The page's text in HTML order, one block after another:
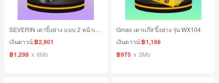
SEVERIN เตาปิ้งย่าง แบบ 2 หน้าเตา
เงินดาวน์:฿2,901
฿1,298 x 6Mo
Gmax เตาแก๊ส ปิ้งย่าง รุ่น WX104
เงินดาวน์:฿1,166
฿975 x 3Mo